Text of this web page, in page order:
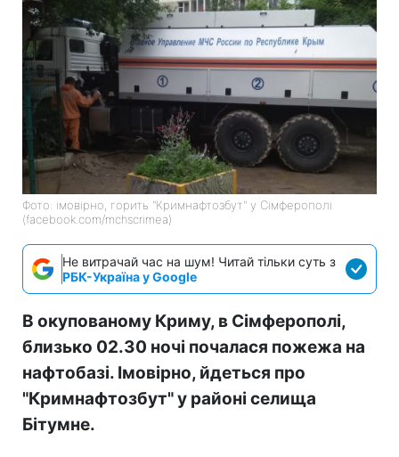
Фото: імовірно, горить "Кримнафтозбут" у Сімферополі
(facebook.com/mchscrimea)
Не витрачай час на шум! Читай тільки суть з
РБК-Україна у Google
В окупованому Криму, в Сімферополі,
близько 02.30 ночі почалася пожежа на
нафтобазі. Імовірно, йдеться про
"Кримнафтозбут" у районі селища
Бітумне.